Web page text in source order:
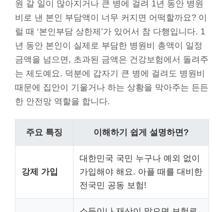
원 갈 일이 많아지거나 큰 병에 걸려 1년 동안 병원
비로 낸 본인 부담액이 너무 커지면 어떡할까요? 이
럴 때 ‘본인부담 상한제’가 있어서 참 다행입니다. 1
년 동안 본인이 실제로 부담한 병원비 총액이 일정
금액을 넘으면, 초과된 금액은 건강보험에서 돌려주
는 제도예요. 덕분에 갑자기 큰 병에 걸려도 병원비
때문에 집안이 기울거나 하는 상황을 막아주는 든든
한 안전망 역할을 합니다.
주요 특징 이해하기 쉽게 설명하면?
강제 가입
대한민국 국민 누구나 예외 없이
가입해야 해요. 아플 때를 대비한
전국민 공동 보험!